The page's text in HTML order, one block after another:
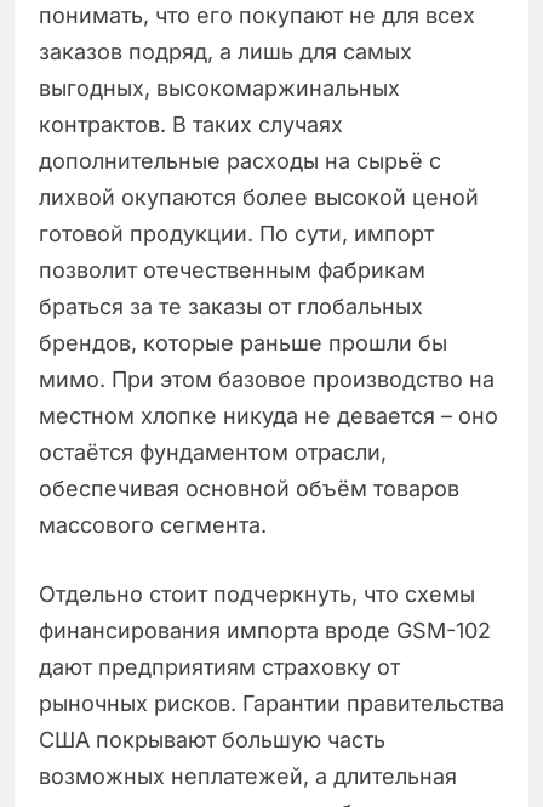
понимать, что его покупают не для всех
заказов подряд, а лишь для самых
выгодных, высокомаржинальных
контрактов. В таких случаях
дополнительные расходы на сырьё с
лихвой окупаются более высокой ценой
готовой продукции. По сути, импорт
позволит отечественным фабрикам
браться за те заказы от глобальных
брендов, которые раньше прошли бы
мимо. При этом базовое производство на
местном хлопке никуда не девается – оно
остаётся фундаментом отрасли,
обеспечивая основной объём товаров
массового сегмента.
Отдельно стоит подчеркнуть, что схемы
финансирования импорта вроде GSM-102
дают предприятиям страховку от
рыночных рисков. Гарантии правительства
США покрывают большую часть
возможных неплатежей, а длительная